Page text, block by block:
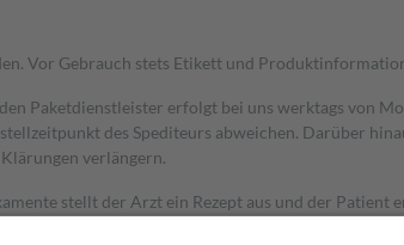
Vor Gebrauch stets Etikett und
Paketdienstleister erfolgt bei uns werktags von
des Spediteurs abweichen. Darüber
verlängern.
stellt der Arzt ein Rezept aus und der